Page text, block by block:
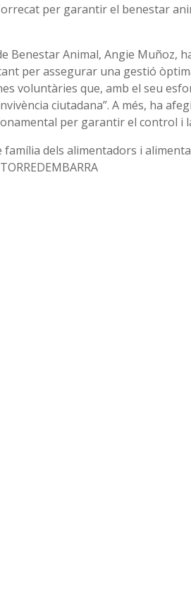
per garantir el benestar
Benestar Animal, Angie Muñoz,
per assegurar una gestió
voluntàries que, amb el seu
ciutadana”. A més, ha
per garantir el control i
família dels alimentadors i